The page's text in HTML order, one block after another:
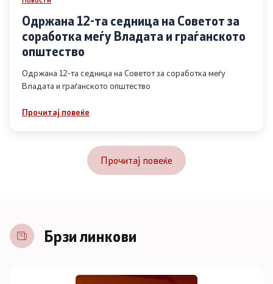
Одржана 12-та седница на Советот за
соработка меѓу Владата и граѓанското
општество
Одржана 12-та седница на Советот за соработка меѓу
Владата и граѓанското општество
Прочитај повеќе
Прочитај повеќе
Брзи линкови